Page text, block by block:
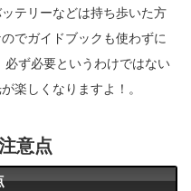
テリーなどは持ち歩いた方
でガイドブックも使わずに
ず必要というわけではない
楽しくなりますよ！。
意点